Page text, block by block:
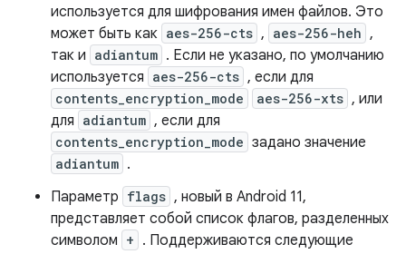
используется для шифрования имен файлов. Это
может быть как aes-256-cts , aes-256-heh ,
так и adiantum . Если не указано, по умолчанию
используется aes-256-cts , если для
contents_encryption_mode aes-256-xts , или
для adiantum , если для
contents_encryption_mode задано значение
adiantum .
Параметр flags , новый в Android 11,
представляет собой список флагов, разделенных
символом + . Поддерживаются следующие